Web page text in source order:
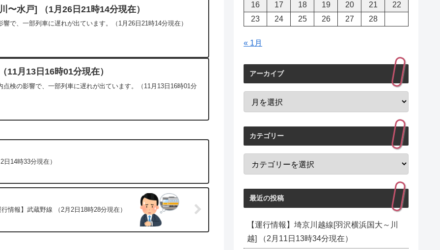
〜水戸] （1月26日21時14分現在）
で、一部列車に遅れが出ています。（1月26日21時14分現在）
11月13日16時01分現在）
検の影響で、一部列車に遅れが出ています。（11月13日16時01分
日14時33分現在）
行情報】武蔵野線 （2月2日18時28分現在）
16
17 18 19 20 21
22
23
24 25 26 27 28
« 1月
アーカイブ
カテゴリー
最近の投稿
【運行情報】埼京川越線[羽沢横浜国大～川
越] （2月11日13時34分現在）